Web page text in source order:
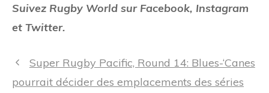
Suivez Rugby World sur Facebook, Instagram
et Twitter.
Navigation
Super Rugby Pacific, Round 14: Blues-‘Canes
pourrait décider des emplacements des séries